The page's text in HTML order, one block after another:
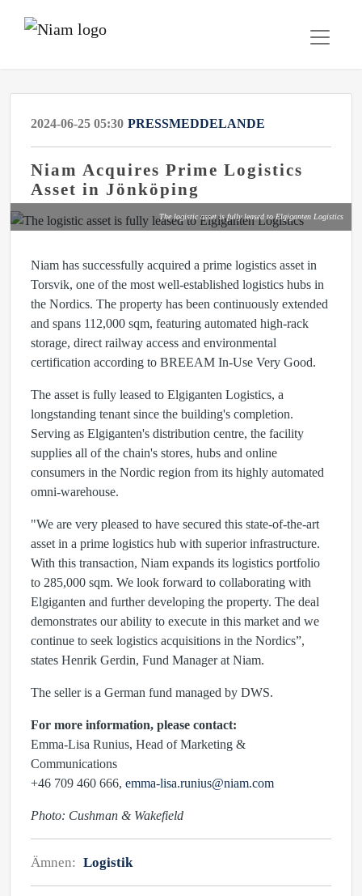
2024-06-25 05:30 PRESSMEDDELANDE
Niam Acquires Prime Logistics
Asset in Jönköping
The logistic asset is fully leased to Elgiganten Logistics
Niam has successfully acquired a prime logistics asset in
Torsvik, one of the most well-established logistics hubs in
the Nordics. The property has been continuously extended
and spans 112,000 sqm, featuring automated high-rack
storage, direct railway access and environmental
certification according to BREEAM In-Use Very Good.
The asset is fully leased to Elgiganten Logistics, a
longstanding tenant since the building's completion.
Serving as Elgiganten's distribution centre, the facility
supplies all of the chain's stores, hubs and online
consumers in the Nordic region from its highly automated
omni-warehouse.
"We are very pleased to have secured this state-of-the-art
asset in a prime logistics hub with superior infrastructure.
With this transaction, Niam expands its logistics portfolio
to 285,000 sqm. We look forward to collaborating with
Elgiganten and further developing the property. The deal
demonstrates our ability to execute in this market and we
continue to seek logistics acquisitions in the Nordics”,
states Henrik Gerdin, Fund Manager at Niam.
The seller is a German fund managed by DWS.
For more information, please contact:
Emma-Lisa Runius, Head of Marketing &
Communications
+46 709 460 666, emma-lisa.runius@niam.com
Photo: Cushman & Wakefield
Ämnen: Logistik